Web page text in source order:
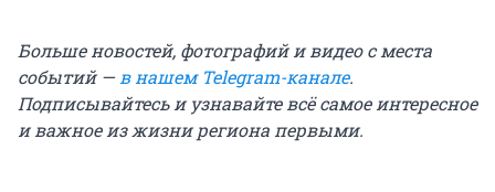
Больше новостей, фотографий и видео с места
событий —в нашем Telegram-канале.
Подписывайтесь и узнавайте всё самое интересное
и важное из жизни региона первыми.